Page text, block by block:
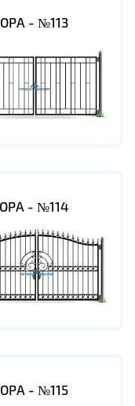
- №113
- №114
- №115